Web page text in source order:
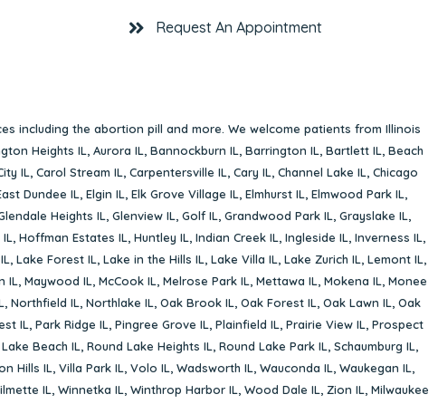
Request An Appointment
including the abortion pill and more. We welcome patients from Illinois
Heights IL, Aurora IL, Bannockburn IL, Barrington IL, Bartlett IL, Beach
IL, Carol Stream IL, Carpentersville IL, Cary IL, Channel Lake IL, Chicago
Dundee IL, Elgin IL, Elk Grove Village IL, Elmhurst IL, Elmwood Park IL,
Heights IL, Glenview IL, Golf IL, Grandwood Park IL, Grayslake IL,
, Hoffman Estates IL, Huntley IL, Indian Creek IL, Ingleside IL, Inverness IL,
, Lake Forest IL, Lake in the Hills IL, Lake Villa IL, Lake Zurich IL, Lemont IL,
IL, Maywood IL, McCook IL, Melrose Park IL, Mettawa IL, Mokena IL, Monee
, Northfield IL, Northlake IL, Oak Brook IL, Oak Forest IL, Oak Lawn IL, Oak
IL, Park Ridge IL, Pingree Grove IL, Plainfield IL, Prairie View IL, Prospect
Beach IL, Round Lake Heights IL, Round Lake Park IL, Schaumburg IL,
Hills IL, Villa Park IL, Volo IL, Wadsworth IL, Wauconda IL, Waukegan IL,
IL, Winnetka IL, Winthrop Harbor IL, Wood Dale IL, Zion IL, Milwaukee